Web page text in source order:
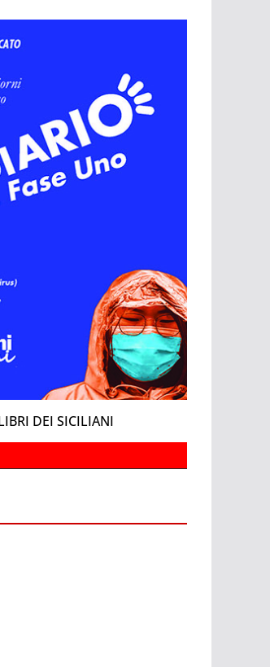
DEI SICILIANI